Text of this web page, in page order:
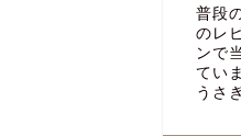
普段
のレ
ンで
てい
うさ